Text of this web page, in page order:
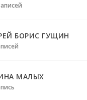
БОРИС ГУЩИН
МАЛЫХ